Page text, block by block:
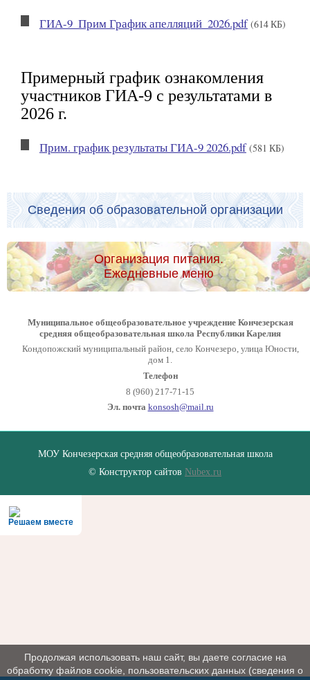
ГИА-9_Прим График апелляций_2026.pdf (614 КБ)
Примерный график ознакомления
участников ГИА-9 с результатами в
2026 г.
Прим. график результаты ГИА-9 2026.pdf (581 КБ)
Сведения об образовательной организации
Организация питания.
Ежедневные меню
Муниципальное общеобразовательное учреждение Кончезерская
средняя общеобразовательная школа Республики Карелия
Кондопожский муниципальный район, село Кончезеро, улица Юности,
дом 1.
Телефон
8 (960) 217-71-15
Эл. почта konsosh@mail.ru
МОУ Кончезерская средняя общеобразовательная школа
© Конструктор сайтов Nubex.ru
Решаем вместе
Продолжая использовать наш сайт, вы даете согласие на
обработку файлов cookie, пользовательских данных (сведения о